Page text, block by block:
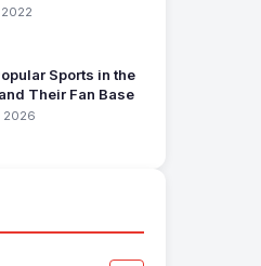
27 कोटींचा विमा
Sports in the
Their Fan Base
2026